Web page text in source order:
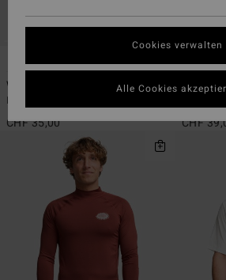
Waves All Day
Männer Grün Kurzarm-Rashguard
CHF 35,00
Arch
CHF
Cookies verwalten
Alle Cookies